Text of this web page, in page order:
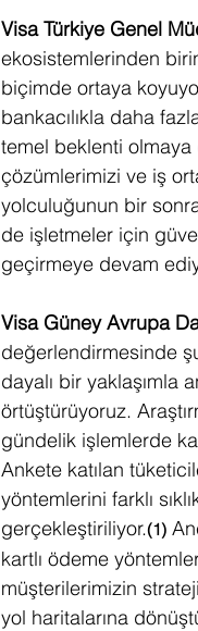
Visa Türkiye Genel
ekosistemlerinden
biçimde ortaya
bankacılıkla daha
temel beklenti olmaya
çözümlerimizi ve iş
yolculuğunun bir
de işletmeler için
geçirmeye devam
Visa Güney Avrupa
değerlendirmesinde
dayalı bir
örtüştürüyoruz.
gündelik işlemlerde
Ankete katılan
yöntemlerini farklı
gerçekleştiriliyor.(1)
kartlı ödeme
müşterilerimizin
yol haritalarına